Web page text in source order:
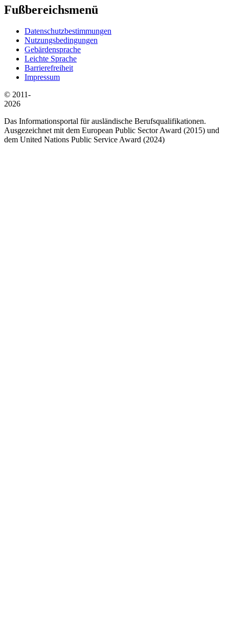
Fußbereichsmenü
Datenschutzbestimmungen
Nutzungsbedingungen
Gebärdensprache
Leichte Sprache
Barrierefreiheit
Impressum
© 2011-
2026
Das Informationsportal für ausländische Berufsqualifikationen.
Ausgezeichnet mit dem European Public Sector Award (2015) und
dem United Nations Public Service Award (2024)